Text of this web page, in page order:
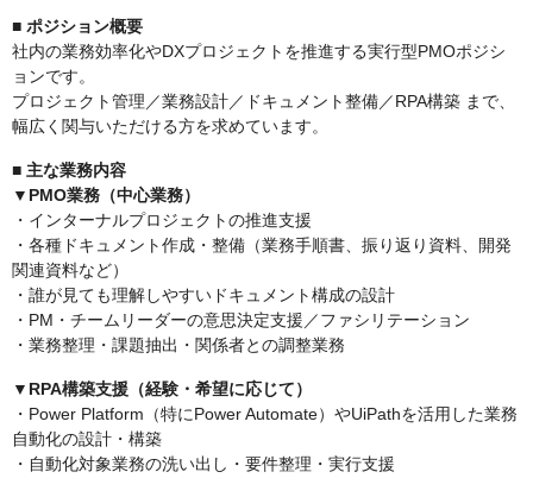
■ ポジション概要
社内の業務効率化やDXプロジェクトを推進する実行型PMOポジシ
ョンです。
プロジェクト管理／業務設計／ドキュメント整備／RPA構築 まで、
幅広く関与いただける方を求めています。
■ 主な業務内容
▼PMO業務（中心業務）
・インターナルプロジェクトの推進支援
・各種ドキュメント作成・整備（業務手順書、振り返り資料、開発
関連資料など）
・誰が見ても理解しやすいドキュメント構成の設計
・PM・チームリーダーの意思決定支援／ファシリテーション
・業務整理・課題抽出・関係者との調整業務
▼RPA構築支援（経験・希望に応じて）
・Power Platform（特にPower Automate）やUiPathを活用した業務
自動化の設計・構築
・自動化対象業務の洗い出し・要件整理・実行支援